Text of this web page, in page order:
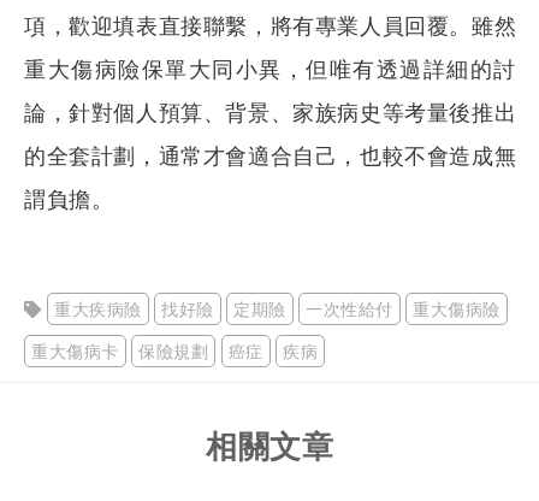
項，歡迎填表直接聯繫，將有專業人員回覆。雖然
重大傷病險保單大同小異，但唯有透過詳細的討
論，針對個人預算、背景、家族病史等考量後推出
的全套計劃，通常才會適合自己，也較不會造成無
謂負擔。
重大疾病險 找好險 定期險 一次性給付
重大傷病險
重大傷病卡
保險規劃 癌症 疾病
相關文章